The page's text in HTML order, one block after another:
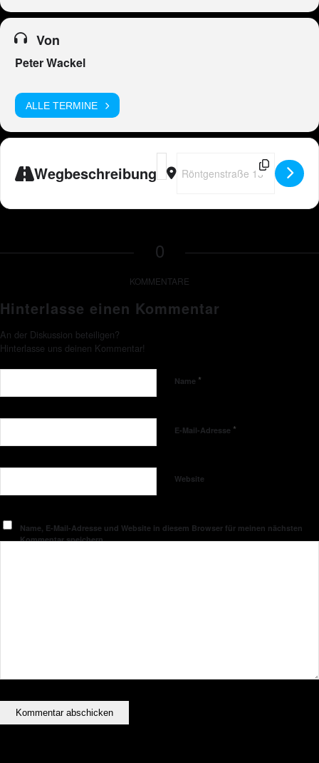
Von
Peter Wackel
ALLE TERMINE
Wegbeschreibung
Address - Peter Wackel LIVE in
Destination Address - Peter
0
KOMMENTARE
Hinterlasse einen Kommentar
An der Diskussion beteiligen?
Hinterlasse uns deinen Kommentar!
Name *
E-Mail-Adresse *
Website
Name, E-Mail-Adresse und Website in diesem Browser für meinen nächsten
Kommentar speichern.